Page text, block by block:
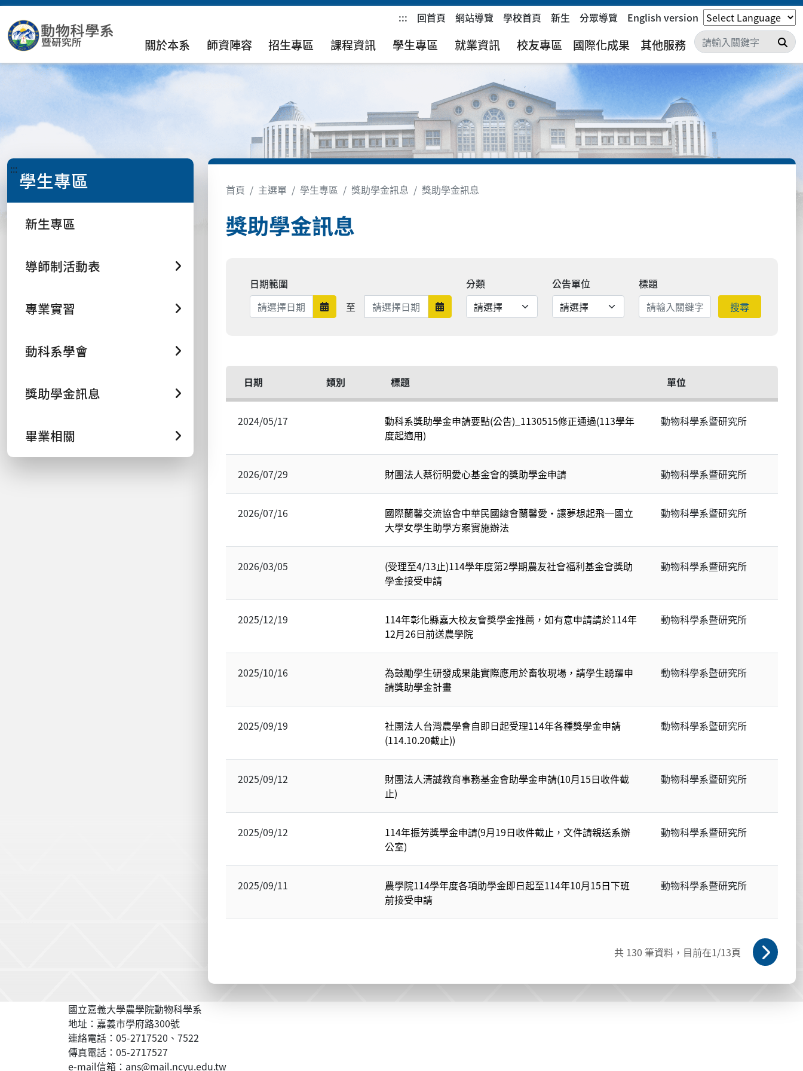
::: 回首頁 網站導覽 學校首頁 新生 分眾導覽 English version
關於本系 師資陣容 招生專區 課程資訊 學生專區 就業資訊 校友專區 國際化成果 其他服務 搜
::: 學生專區
新生專區
導師制活動表
專業實習
動科系學會
獎助學金訊息
畢業相關
首頁 主選單 學生專區 獎助學金訊息 獎助學金訊息
獎助學金訊息
日期範圍
日期範圍開始
至 日期範圍結束 日期範圍結束
分類 公告單位
標題
搜尋
日期 類別 標題 單位
2024/05/17
動科系獎助學金申請要點(公告)_1130515修正通過(113學年
度起適用)
動物科學系暨研究所
2026/07/29 財團法人蔡衍明愛心基金會的獎助學金申請 動物科學系暨研究所
2026/07/16
國際蘭馨交流協會中華民國總會蘭馨愛‧讓夢想起飛─國立
大學女學生助學方案實施辦法
動物科學系暨研究所
2026/03/05
(受理至4/13止)114學年度第2學期農友社會福利基金會獎助
學金接受申請
動物科學系暨研究所
2025/12/19
114年彰化縣嘉大校友會獎學金推薦，如有意申請請於114年
12月26日前送農學院
動物科學系暨研究所
2025/10/16
為鼓勵學生研發成果能實際應用於畜牧現場，請學生踴躍申
請獎助學金計畫
動物科學系暨研究所
2025/09/19
社團法人台灣農學會自即日起受理114年各種獎學金申請
(114.10.20截止))
動物科學系暨研究所
2025/09/12
財團法人清誠教育事務基金會助學金申請(10月15日收件截
止)
動物科學系暨研究所
2025/09/12
114年振芳獎學金申請(9月19日收件截止，文件請親送系辦
公室)
動物科學系暨研究所
2025/09/11
農學院114學年度各項助學金即日起至114年10月15日下班
前接受申請
動物科學系暨研究所
共 130 筆資料，目前在1/13頁
國立嘉義大學農學院動物科學系
地址：嘉義市學府路300號
連絡電話：05-2717520、7522
傳真電話：05-2717527
e-mail信箱：ans@mail.ncyu.edu.tw